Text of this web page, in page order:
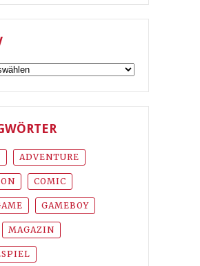
ADVENTURE
COMIC
GAMEBOY
MAGAZIN